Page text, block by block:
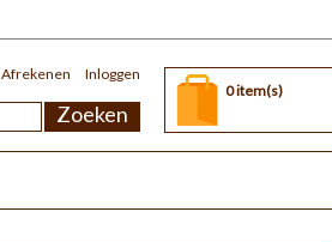
0 item(s)
Inloggen
Afrekenen
Zoeken